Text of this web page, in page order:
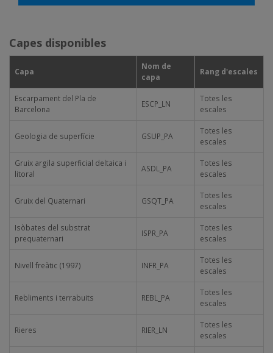
Capes disponibles
Capa
Nom de
capa
Rang d'escales
Escarpament del Pla de
Barcelona
ESCP_LN
Totes les
escales
Geologia de superfície GSUP_PA
Totes les
escales
Gruix argila superficial deltaica i
litoral
ASDL_PA
Totes les
escales
Gruix del Quaternari GSQT_PA
Totes les
escales
Isòbates del substrat
prequaternari
ISPR_PA
Totes les
escales
Nivell freàtic (1997) INFR_PA
Totes les
escales
Rebliments i terrabuits REBL_PA
Totes les
escales
Rieres RIER_LN
Totes les
escales